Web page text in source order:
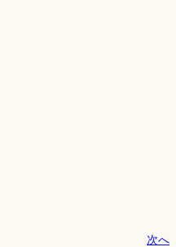
次へ